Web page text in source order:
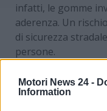
Motori News 24 -
Information
infatti, le gomme
aderenza. Un
di sicurezza
persone.
In alcuni casi, poi,
modo impeccabile